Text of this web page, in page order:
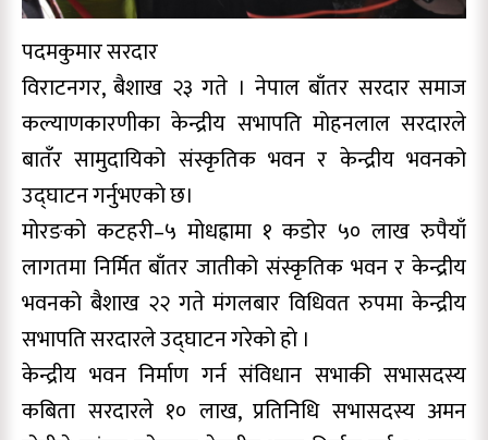
पदमकुमार सरदार
विराटनगर, बैशाख २३ गते । नेपाल बाँतर सरदार समाज
कल्याणकारणीका केन्द्रीय सभापति मोहनलाल सरदारले
बातँर सामुदायिको संस्कृतिक भवन र केन्द्रीय भवनको
उद्घाटन गर्नुभएकाे छ।
मोरङको कटहरी–५ मोधह्रामा १ कडोर ५० लाख रुपैयाँ
लागतमा निर्मित बाँतर जातीको संस्कृतिक भवन र केन्द्रीय
भवनको बैशाख २२ गते मंगलबार विधिवत रुपमा केन्द्रीय
सभापति सरदारले उद्घाटन गरेकाे हाे ।
केन्द्रीय भवन निर्माण गर्न संविधान सभाकी सभासदस्य
कबिता सरदारले १० लाख, प्रतिनिधि सभासदस्य अमन